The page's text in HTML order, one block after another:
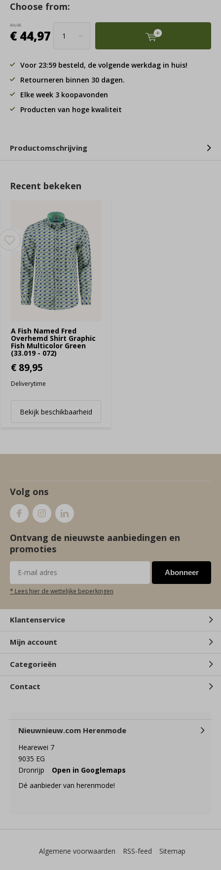
Choose from:
89,95
€ 44,97
Voor 23:59 besteld, de volgende werkdag in huis!
Retourneren binnen 30 dagen.
Elke week 3 koopavonden
Producten van hoge kwaliteit
Productomschrijving
Recent bekeken
A Fish Named Fred
Overhemd Shirt Graphic
Fish Multicolor Green
(33.019 - 072)
€ 89,95
Deliverytime
Bekijk beschikbaarheid
Volg ons
Ontvang de nieuwste aanbiedingen en
promoties
Abonneer
* Lees hier de wettelijke beperkingen
Klantenservice
Mijn account
Categorieën
Contact
Nieuwnieuw.com Herenmode
Hearewei 7
9035 EG
Dronrijp
Open in Googlemaps
Dé aanbieder van herenmode!
Algemene voorwaarden RSS-feed Sitemap